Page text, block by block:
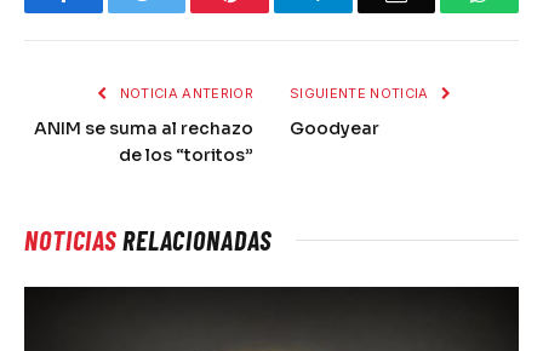
NOTICIA ANTERIOR
ANIM se suma al rechazo
de los “toritos”
SIGUIENTE NOTICIA
Goodyear
NOTICIASRELACIONADAS